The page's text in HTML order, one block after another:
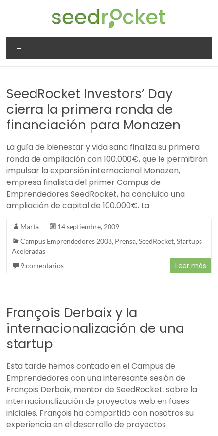
SeedRocket
La
que
nació
en
España
startups
TIC
en
fase
inicial
SeedRocket Investors’ Day
cierra la primera ronda de
financiación para Monazen
La guía de bienestar y vida sana finaliza su primera
ronda de ampliación con 100.000€, que le permitirán
impulsar la expansión internacional Monazen,
empresa finalista del primer Campus de
Emprendedores SeedRocket, ha concluido una
ampliación de capital de 100.000€. La
Marta
14 septiembre, 2009
Campus Emprendedores 2008, Prensa,SeedRocket,Startups
Aceleradas
9 comentarios
Leer más
François Derbaix y la
internacionalización de una
startup
Esta tarde hemos contado en el Campus de
Emprendedores con una interesante sesión de
François Derbaix, mentor de SeedRocket, sobre la
internacionalización de proyectos web en fases
iniciales. François ha compartido con nosotros su
experiencia en el desarrollo de proyectos